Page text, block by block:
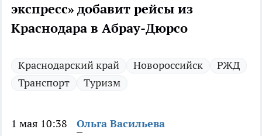
экспресс» добавит рейсы из
Краснодара в Абрау-Дюрсо
Краснодарский край Новороссийск
РЖД
Транспорт
Туризм
1 мая 10:38 Ольга Васильева